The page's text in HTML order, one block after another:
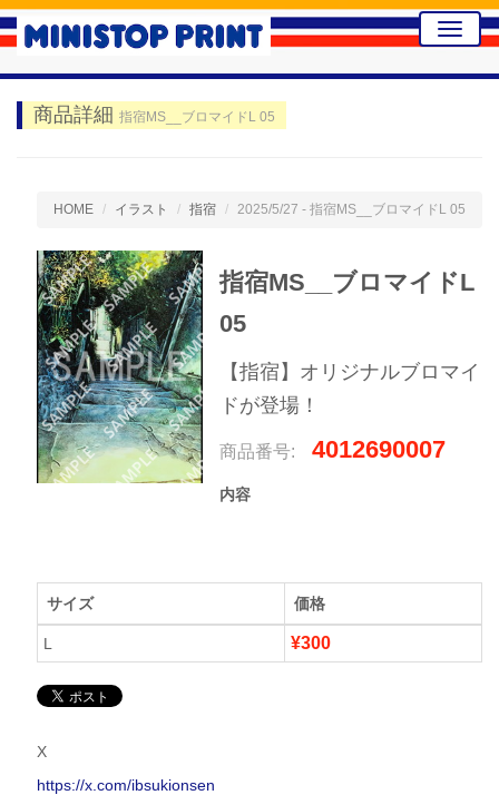
Toggle
商品詳細 指宿MS__ブロマイドL 05
HOME イラスト 指宿 2025/5/27 - 指宿MS__ブロマイドL 05
指宿MS__ブロマイドL
05
【指宿】オリジナルブロマイ
ドが登場！
商品番号: 4012690007
内容
サイズ 価格
L ¥300
X
https://x.com/ibsukionsen